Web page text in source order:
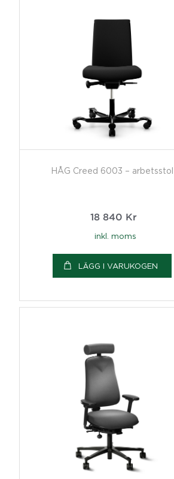
HÅG Creed 6003 – arbetsstol
18 840 Kr
inkl. moms
LÄGG I VARUKOGEN